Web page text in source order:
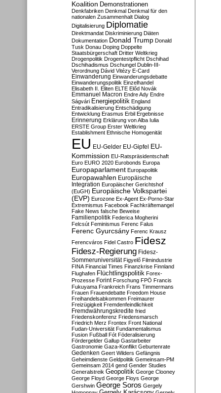
Koalition Demonstrationen
Denkfabriken Denkmal Denkmal für den
nationalen Zusammenhalt Dialog
Digitalisierung Diplomatie
Direktmandat Diskriminierung Diäten
Dokumentation Donald Trump Donald
Tusk Donau Doping Doppelte
Staatsbürgerschaft Dritter Weltkrieg
Drogenpolitik Drogentestpflicht Dschihad
Dschihadismus Dschungel Dublin-III-
Verordnung Dávid Vitézy E-Card
Einwanderung Einwanderungsdebatte
Einwanderungspolitik Einzelhandel
Elisabeth II. Eliten ELTE Előd Novák
Emmanuel Macron Endre Ady Endre
Ságvári Energiepolitik England
Entradikalisierung Entschädigung
Entwicklung Erasmus Erbil Ergebnisse
Erinnerung Erklärung von Alba Iulia
ERSTE Group Erster Weltkrieg
Establishment Ethnische Homogenität
EU EU-Gelder EU-Gipfel EU-
Kommission EU-Ratspräsidentschaft
Euro EURO 2020 Eurobonds Europa
Europaparlament Europapolitik
Europawahlen Europäische
Integration Europäischer Gerichtshof
(EuGH) Europäische Volkspartei
(EVP) Eurozone Ex-Agent Ex-Porno-Star
Extremismus Facebook Fachkräftemangel
Fake News falsche Beweise
Familienpolitik Federica Mogherini
Felcsút Feminismus Ferenc Falus
Ferenc Gyurcsány Ferenc Krausz
Ferencváros Fidel Castro Fidesz
Fidesz-Regierung Fidesz-
Sommeruniversität Figyelő Filmindustrie
FINA Financial Times Finanzkrise Finnland
Flughafen Flüchtlingspolitik Forex-
Prozesse Forint Forschung FPÖ Francis
Fukuyama Frankreich Frans Timmermans
Frauen Frauendebatte Freedom House
Freihandelsabkommen Freimaurer
Freizügigkeit Fremdenfeindlichkeit
Fremdwährungskredite fried
Friedenskonferenz Friedensmarsch
Friedrich Merz Frontex Front National
Fudan-Universität Fundamentalismus
Fusion Fußball Fót Föderalisierung
Fördergelder Gallup Gastarbeiter
Gastronomie Gaza-Konflikt Geburtenrate
Gedenken Geert Wilders Gefängnis
Geheimdienste Geldpolitik Gemeinsam-PM
Gemeinsam 2014 gend Gender Studies
Generalstreik Geopolitik George Clooney
George Floyd George Floys George
Gershwin George Soros Gergely